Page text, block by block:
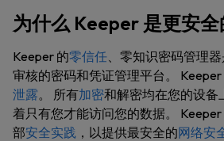
为什么 Keeper 是更安
Keeper 的零信任、零知识密码管理
审核的密码和凭证管理平台。 Keeper
泄露。 所有加密和解密均在您的设备
着只有您才能访问您的数据。
部安全实践 ，以提供最安全的网络安